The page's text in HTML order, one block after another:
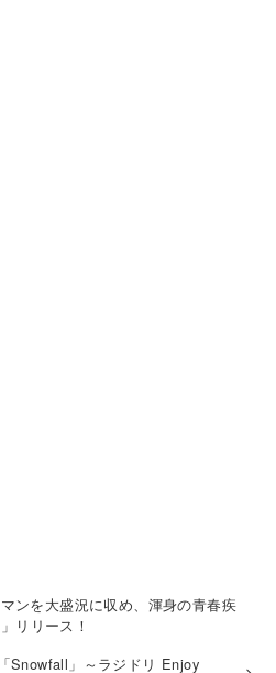
ンを大盛況に収め、渾身の青春疾
リリース！
」～ラジドリ Enjoy